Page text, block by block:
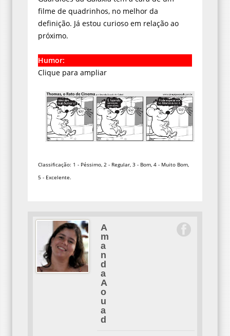
filme de quadrinhos, no melhor da
definição. Já estou curioso em relação ao
próximo.
Humor:
Clique para ampliar
Classificação: 1 - Péssimo, 2 - Regular, 3 - Bom, 4 - Muito Bom,
5 - Excelente.
A
m
a
n
d
a
A
o
u
a
d